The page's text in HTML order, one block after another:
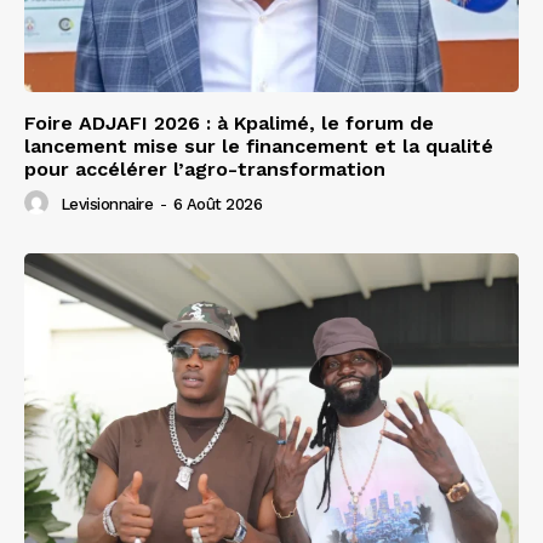
Foire ADJAFI 2026 : à Kpalimé, le forum de
lancement mise sur le financement et la qualité
pour accélérer l’agro-transformation
Levisionnaire - 6 Août 2026